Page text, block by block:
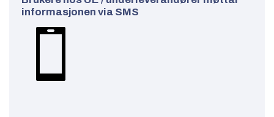
informasjonen via SMS